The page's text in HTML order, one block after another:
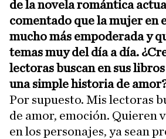
de la novela romántica
comentado que la mujer en
mucho más empoderada y
temas muy del día a día.
lectoras buscan en sus
una simple historia de
Por supuesto. Mis lectoras
de amor, emoción. Quieren
en los personajes, ya sean